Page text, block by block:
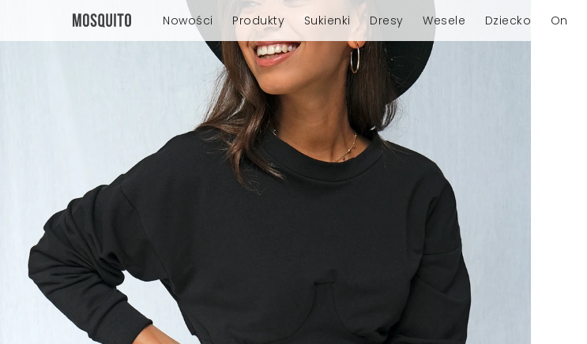
Nowości Produkty Sukienki Dresy Wesele Dziecko On